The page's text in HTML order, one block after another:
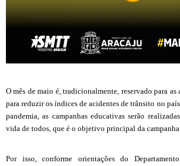
O mês de maio é, tradicionalmente, reservado para as
para reduzir os índices de acidentes de trânsito no
pandemia, as campanhas educativas serão
vida de todos, que é o objetivo principal da
Por isso, conforme orientações do